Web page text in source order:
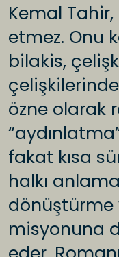
Kemal
etmez. Onu
bilakis,
özne olarak
fakat kısa
halkı
dönüştürme
misyonuna